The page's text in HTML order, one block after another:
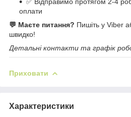
оплати
💬 Маєте питання? Пишіть у Viber
швидко!
Детальні контакти та графік
Приховати
Характеристики